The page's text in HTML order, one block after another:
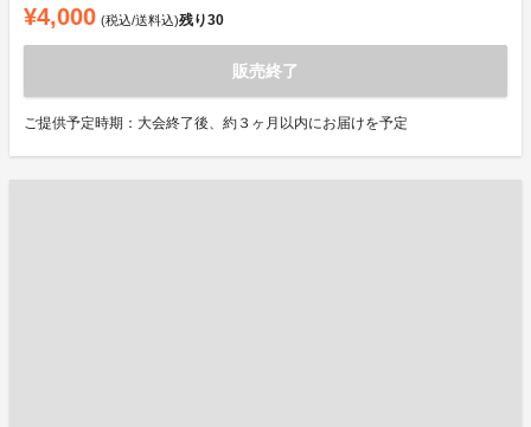
¥4,000 (税込/送料込)残り30
販売終了
ご提供予定時期：大会終了後、約３ヶ月以内にお届けを予定